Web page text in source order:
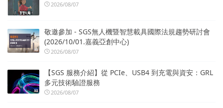
2026/08/07
敬邀參加 - SGS無人機暨智慧載具國際法規趨勢研討會
(2026/10/01.嘉義亞創中心)
2026/08/07
【SGS 服務介紹】從 PCIe、USB4 到充電與資安：GRL
多元技術驗證服務
2026/08/07